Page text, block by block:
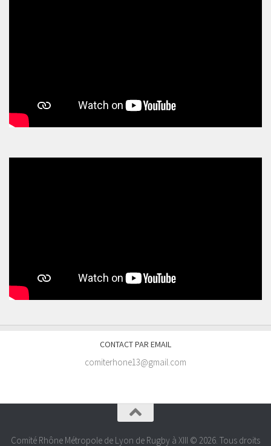
CONTACT PAR EMAIL
comiterhone13@gmail.com
Comité Rhône Métropole de Lyon de Rugby à XIII © 2026. Tous droits